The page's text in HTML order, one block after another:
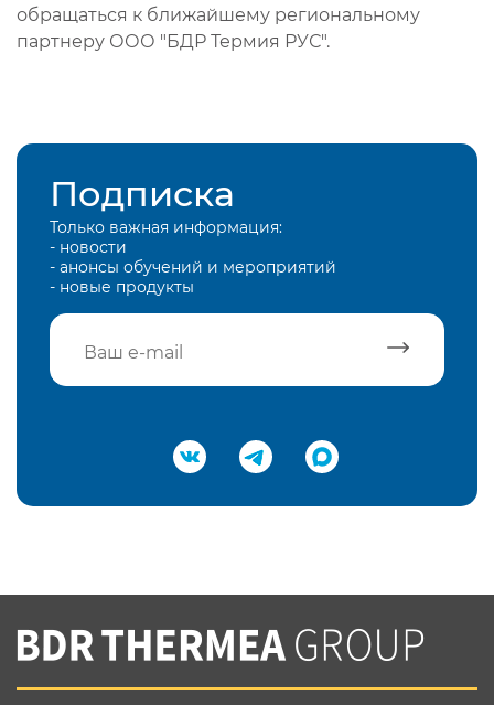
обращаться к ближайшему региональному
партнеру ООО "БДР Термия РУС".
Подписка
Только важная информация:
- новости
- анонсы обучений и мероприятий
- новые продукты
Подтвердить e-mail
Вы соглашаетесь с нашей политикой
конфеденциальности